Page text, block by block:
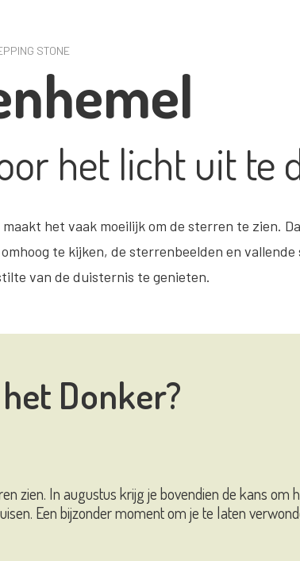
STONE
het licht uit te
het vaak moeilijk om de sterren te zien.
te kijken, de sterrenbeelden en
van de duisternis te genieten.
Donker?
zien. In augustus krijg je bovendien de kans om
Een bijzonder moment om je te laten